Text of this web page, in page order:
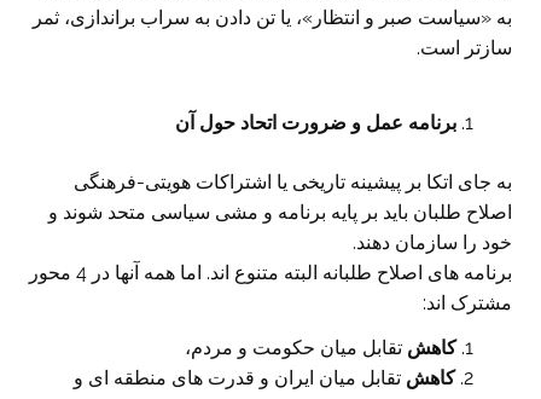
به «سیاست صبر و انتظار»، یا تن دادن به سراب براندازی، ثمر
سازتر است.
برنامه عمل و ضرورت اتحاد حول آن
به جای اتکا بر پیشینه تاریخی یا اشتراکات هویتی-فرهنگی
اصلاح طلبان باید بر پایه برنامه و مشی سیاسی متحد شوند و
خود را سازمان دهند.
برنامه های اصلاح طلبانه البته متنوع اند. اما همه آنها در 4 محور
مشترک اند:
کاهش تقابل میان حکومت و مردم،
کاهش تقابل میان ایران و قدرت های منطقه ای و